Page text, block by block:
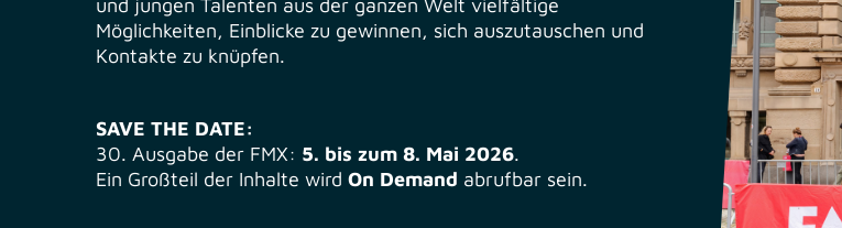
und jungen Talenten aus der ganzen Welt vielfältige
Möglichkeiten, Einblicke zu gewinnen, sich auszutauschen und
Kontakte zu knüpfen.
SAVE THE DATE:
30. Ausgabe der FMX: 5. bis zum 8. Mai 2026.
Ein Großteil der Inhalte wird On Demand abrufbar sein.